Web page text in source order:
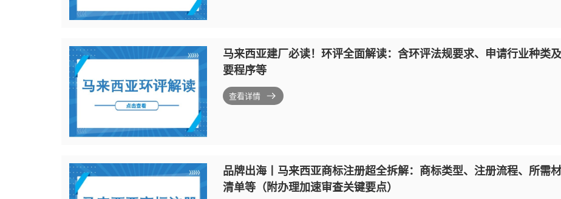
马来西亚建厂必读！环评全面解读：含环评法规要求、申请行业种类
要程序等
查看详情
品牌出海丨马来西亚商标注册超全拆解：商标类型、注册流程、所需
清单等（附办理加速审查关键要点）